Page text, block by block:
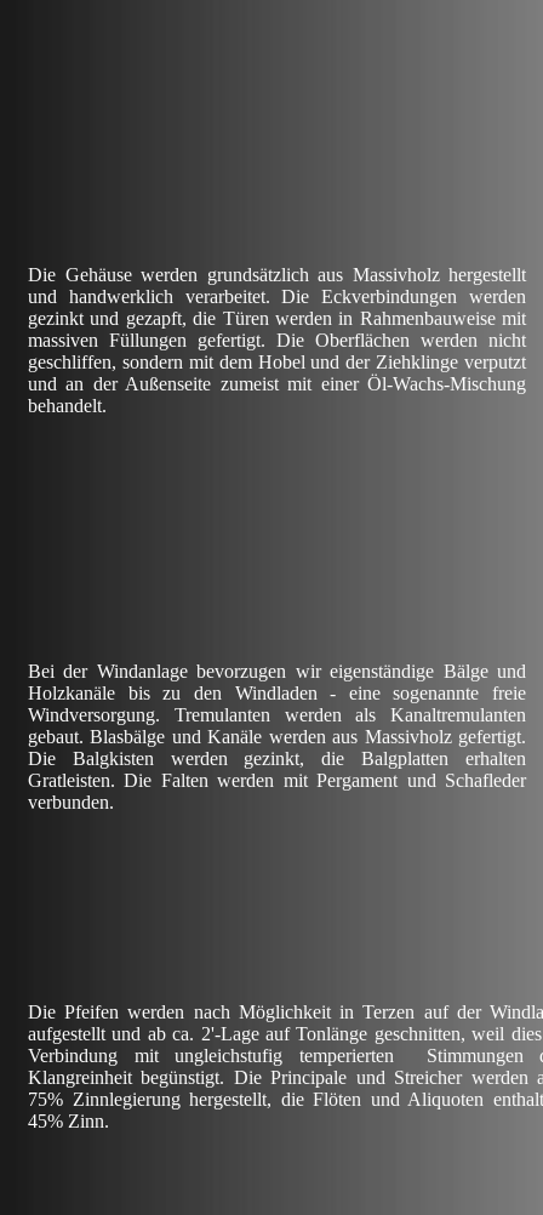
Die Gehäuse werden grundsätzlich aus Massivholz hergestellt
und handwerklich verarbeitet. Die Eckverbindungen werden
gezinkt und gezapft, die Türen werden in Rahmenbauweise mit
massiven Füllungen gefertigt. Die Oberflächen werden nicht
geschliffen, sondern mit dem Hobel und der Ziehklinge verputzt
und an der Außenseite zumeist mit einer Öl-Wachs-Mischung
behandelt.
Bei der Windanlage bevorzugen wir eigenständige Bälge und
Holzkanäle bis zu den Windladen - eine sogenannte freie
Windversorgung. Tremulanten werden als Kanaltremulanten
gebaut. Blasbälge und Kanäle werden aus Massivholz gefertigt.
Die Balgkisten werden gezinkt, die Balgplatten erhalten
Gratleisten. Die Falten werden mit Pergament und Schafleder
verbunden.
Die Pfeifen werden nach Möglichkeit in Terzen auf der
aufgestellt und ab ca. 2'-Lage auf Tonlänge geschnitten, weil
Verbindung mit ungleichstufig temperierten Stimmungen
Klangreinheit begünstigt. Die Principale und Streicher werden
75% Zinnlegierung hergestellt, die Flöten und Aliquoten
45% Zinn.